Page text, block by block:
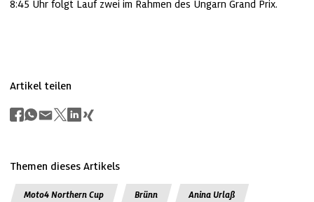
8:45 Uhr folgt Lauf zwei im Rahmen des Ungarn Grand Prix.
Artikel teilen
Themen dieses Artikels
Moto4 Northern Cup Brünn Anina Urlaß